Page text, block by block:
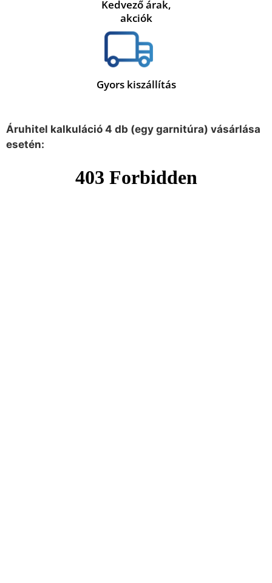
Kedvező árak,
akciók
Gyors kiszállítás
Áruhitel kalkuláció 4 db (egy garnitúra) vásárlása
esetén: